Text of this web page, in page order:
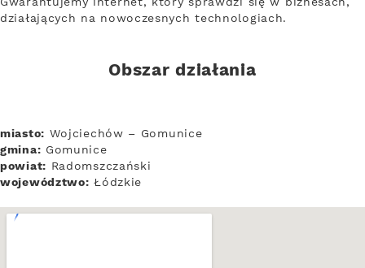
działających na nowoczesnych technologiach.
Obszar działania
miasto: Wojciechów – Gomunice
gmina: Gomunice
powiat: Radomszczański
województwo: Łódzkie